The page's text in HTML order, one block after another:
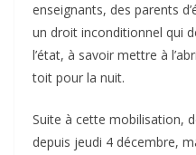
enseignants, des parents
un droit inconditionnel qui
l’état, à savoir mettre à
toit pour la nuit.
Suite à cette mobilisation,
depuis jeudi 4 décembre,